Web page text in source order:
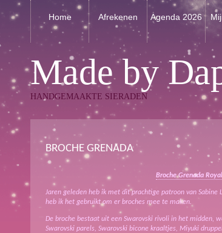
Home Afrekenen Agenda 2026
Made by
HANDGEMAAKTE SIERADEN
BROCHE GRENADA
Broche Grenada
Jaren geleden heb ik met dit prachtige patroon van
heb ik het gebruikt om er broches mee te maken.
De broche bestaat uit een Swarovski rivoli in het midden,
Swarovski parels, Swarovski bicone kraaltjes, Miyuki